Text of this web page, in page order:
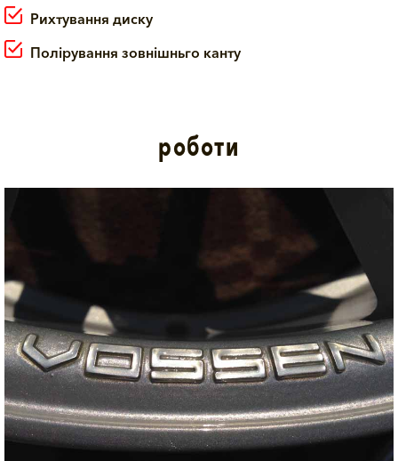
Рихтування диску
Полірування зовнішньго канту
роботи